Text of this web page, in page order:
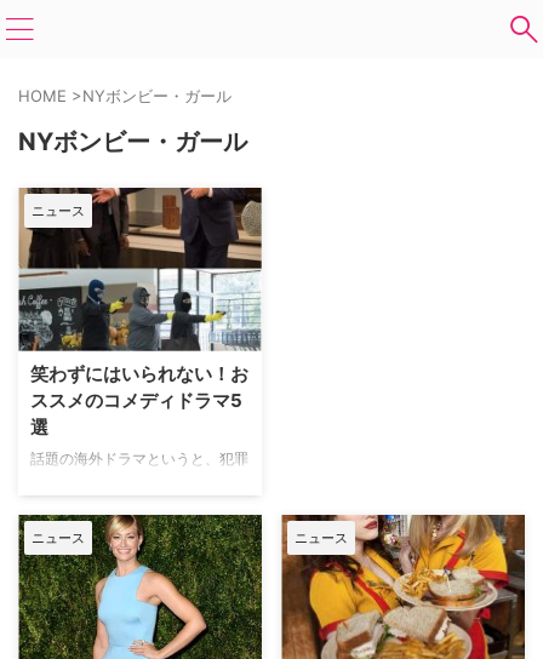
HOME >NYボンビー・ガール
NYボンビー・ガール
ニュース
笑わずにはいられない！お
ススメのコメディドラマ5
選
話題の海外ドラマというと、犯罪
人も多いのではないだろうか。時
にはコメディを見て大声で笑いス
トレスを発散するのもおススメ。
今回は、毎回笑わずにはいられな
いおススメのコメディ5選をご紹
介。 【関連記事】シットコムを
ニュース ニュース